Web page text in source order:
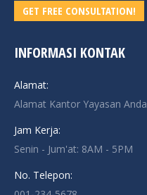
GET FREE CONSULTATION!
INFORMASI KONTAK
Alamat:
Alamat Kantor Yayasan Anda
Jam Kerja:
Senin - Jum'at: 8AM - 5PM
No. Telepon: